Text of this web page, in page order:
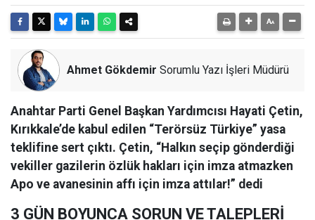
Ahmet Gökdemir Sorumlu Yazı İşleri Müdürü
Anahtar Parti Genel Başkan Yardımcısı Hayati Çetin,
Kırıkkale’de kabul edilen “Terörsüz Türkiye” yasa
teklifine sert çıktı. Çetin, “Halkın seçip gönderdiği
vekiller gazilerin özlük hakları için imza atmazken
Apo ve avanesinin affı için imza attılar!” dedi
3 GÜN BOYUNCA SORUN VE TALEPLERİ